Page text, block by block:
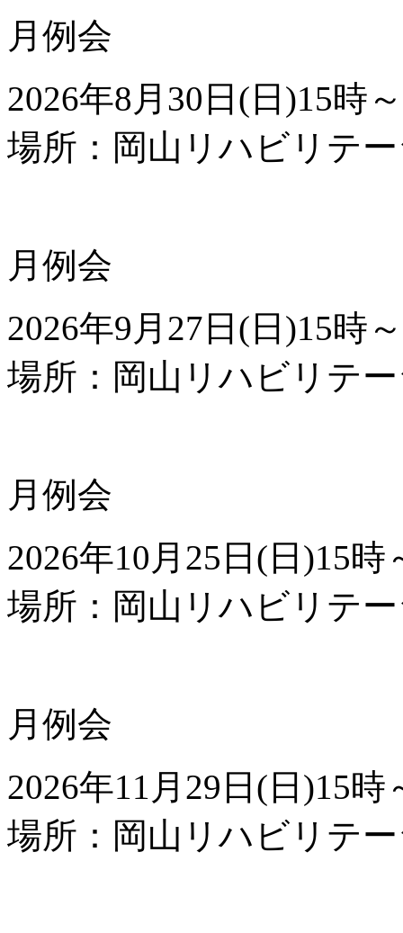
月例会
2026年8 月 30 日(日)15時～
場所：岡山リハビリテ
月例会
2026年9 月 27 日(日)15時～
場所：岡山リハビリテ
月例会
2026年10 月 25 日(日)15時
場所：岡山リハビリテ
月例会
2026年11 月 29 日(日)15時
場所：岡山リハビリテ